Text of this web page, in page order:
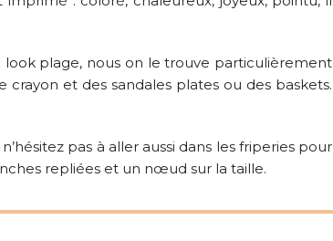
plage, nous on le trouve particulièrement
et des sandales plates ou des baskets.
n’hésitez pas à aller aussi dans les friperies pour
repliées et un nœud sur la taille.